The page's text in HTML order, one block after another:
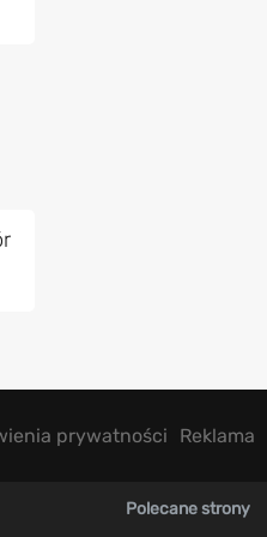
prywatności Reklama
Polecane strony